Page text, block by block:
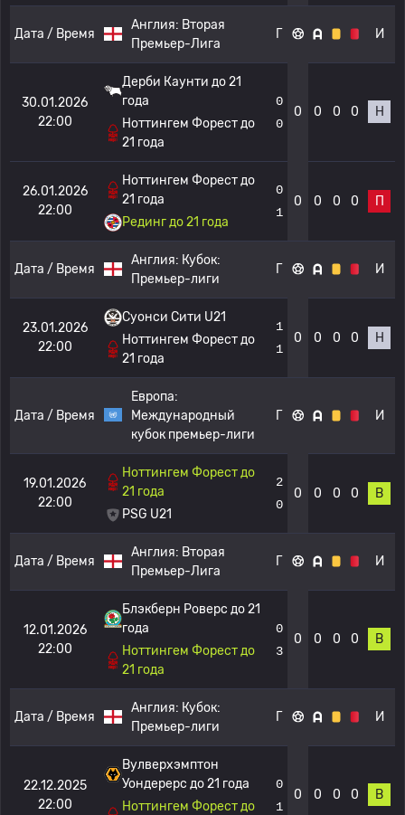
Дата / Время
Англия: Вторая
Премьер-Лига
Г И
30.01.2026
22:00
Дерби Каунти до 21
года
Ноттингем Форест до
21 года
0
0
0 0 0 0 Н
26.01.2026
22:00
Ноттингем Форест до
21 года
Рединг до 21 года
0
1
0 0 0 0 П
Дата / Время
Англия: Кубок:
Премьер-лиги
Г И
23.01.2026
22:00
Суонси Сити U21
Ноттингем Форест до
21 года
1
1
0 0 0 0 Н
Дата / Время
Европа:
Международный
кубок премьер-лиги
Г И
19.01.2026
22:00
Ноттингем Форест до
21 года
PSG U21
2
0
0 0 0 0 В
Дата / Время
Англия: Вторая
Премьер-Лига
Г И
12.01.2026
22:00
Блэкберн Роверс до 21
года
Ноттингем Форест до
21 года
0
3
0 0 0 0 В
Дата / Время
Англия: Кубок:
Премьер-лиги
Г И
22.12.2025
22:00
Вулверхэмптон
Уондерерс до 21 года
Ноттингем Форест до
0
1
0 0 0 0 В